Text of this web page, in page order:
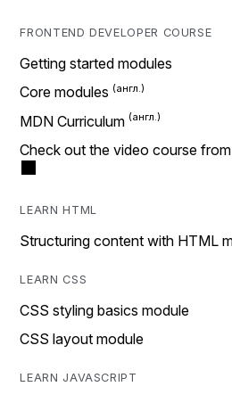
FRONTEND DEVELOPER COURSE
Getting started modules
Core modules
MDN Curriculum
Check out the video course
LEARN HTML
Structuring content with HTML
LEARN CSS
CSS styling basics module
CSS layout module
LEARN JAVASCRIPT